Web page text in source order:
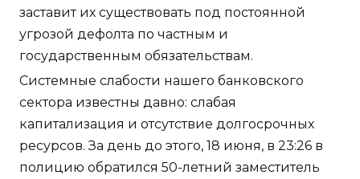
заставит их существовать под постоянной
угрозой дефолта по частным и
государственным обязательствам.
Системные слабости нашего банковского
сектора известны давно: слабая
капитализация и отсутствие долгосрочных
ресурсов. За день до этого, 18 июня, в 23:26 в
полицию обратился 50-летний заместитель